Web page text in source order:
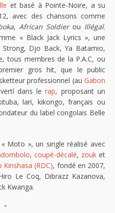
et basé à Pointe-Noire, a su
avec des chansons comme
, African Soldierou Illégal.
« Black Jack Lyrics », une
Djo Back, Ya Batamio,
tous membres de la P.A.C, ou
gros hit, que le public
professionnel (au Gabon
dans lerap, proposant un
lari, kikongo, français ou
du label congolais Belle
Moto », un single réalisé avec
, coupé-décalé, zouk et
Kinshasa (RDC), fondé en 2007,
Le Coq, Dibrazz Kazanova,
Kwanga.
"